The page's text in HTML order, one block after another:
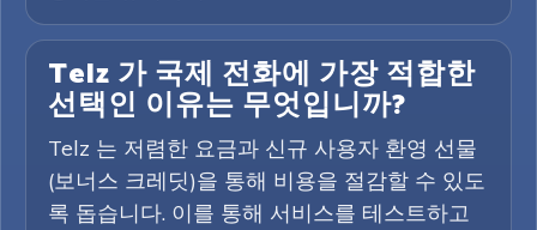
Telz 가 국제 전화에 가장 적합한
선택인 이유는 무엇입니까?
Telz 는 저렴한 요금과 신규 사용자 환영 선물
(보너스 크레딧)을 통해 비용을 절감할 수 있도
록 돕습니다. 이를 통해 서비스를 테스트하고